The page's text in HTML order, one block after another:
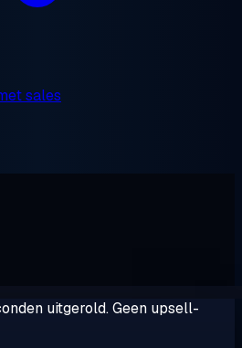
sales
uitgerold. Geen upsell-